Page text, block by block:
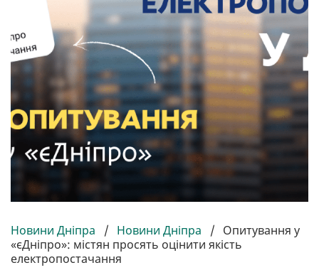
Новини Дніпра / Новини Дніпра / Опитування у
«єДніпро»: містян просять оцінити якість
електропостачання